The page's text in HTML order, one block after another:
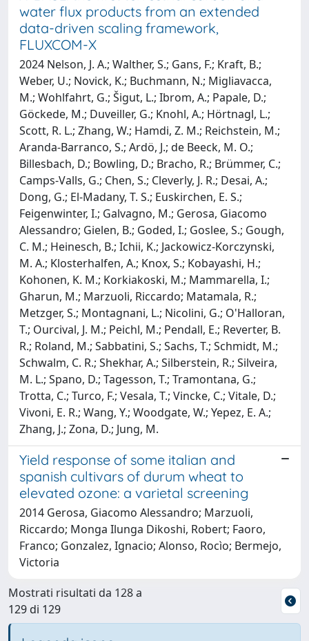
water flux products from an extended
data-driven scaling framework,
FLUXCOM-X
2024 Nelson, J. A.; Walther, S.; Gans, F.; Kraft, B.;
Weber, U.; Novick, K.; Buchmann, N.; Migliavacca,
M.; Wohlfahrt, G.; Šigut, L.; Ibrom, A.; Papale, D.;
Göckede, M.; Duveiller, G.; Knohl, A.; Hörtnagl, L.;
Scott, R. L.; Zhang, W.; Hamdi, Z. M.; Reichstein, M.;
Aranda-Barranco, S.; Ardö, J.; de Beeck, M. O.;
Billesbach, D.; Bowling, D.; Bracho, R.; Brümmer, C.;
Camps-Valls, G.; Chen, S.; Cleverly, J. R.; Desai, A.;
Dong, G.; El-Madany, T. S.; Euskirchen, E. S.;
Feigenwinter, I.; Galvagno, M.; Gerosa, Giacomo
Alessandro; Gielen, B.; Goded, I.; Goslee, S.; Gough,
C. M.; Heinesch, B.; Ichii, K.; Jackowicz-Korczynski,
M. A.; Klosterhalfen, A.; Knox, S.; Kobayashi, H.;
Kohonen, K. M.; Korkiakoski, M.; Mammarella, I.;
Gharun, M.; Marzuoli, Riccardo; Matamala, R.;
Metzger, S.; Montagnani, L.; Nicolini, G.; O'Halloran,
T.; Ourcival, J. M.; Peichl, M.; Pendall, E.; Reverter, B.
R.; Roland, M.; Sabbatini, S.; Sachs, T.; Schmidt, M.;
Schwalm, C. R.; Shekhar, A.; Silberstein, R.; Silveira,
M. L.; Spano, D.; Tagesson, T.; Tramontana, G.;
Trotta, C.; Turco, F.; Vesala, T.; Vincke, C.; Vitale, D.;
Vivoni, E. R.; Wang, Y.; Woodgate, W.; Yepez, E. A.;
Zhang, J.; Zona, D.; Jung, M.
Yield response of some italian and
spanish cultivars of durum wheat to
elevated ozone: a varietal screening
2014 Gerosa, Giacomo Alessandro; Marzuoli,
Riccardo; Monga Ilunga Dikoshi, Robert; Faoro,
Franco; Gonzalez, Ignacio; Alonso, Rocìo; Bermejo,
Victoria
Mostrati risultati da 128 a
129 di 129